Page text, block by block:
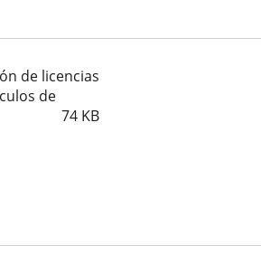
de licencias
de
74 KB